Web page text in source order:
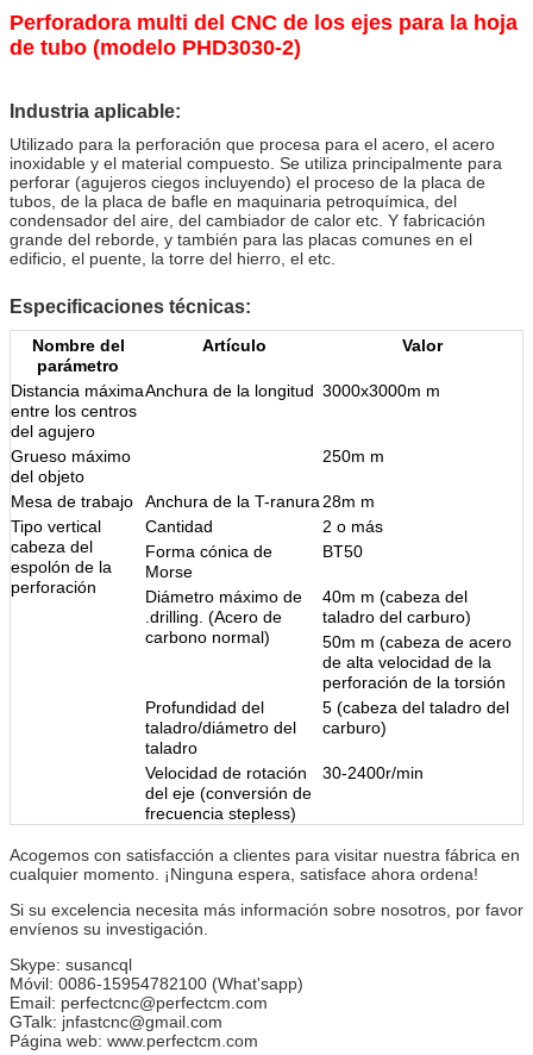
Perforadora multi del CNC de los ejes para la hoja
de tubo (modelo PHD3030-2)
Industria aplicable:
Utilizado para la perforación que procesa para el acero, el acero
inoxidable y el material compuesto. Se utiliza principalmente para
perforar (agujeros ciegos incluyendo) el proceso de la placa de
tubos, de la placa de bafle en maquinaria petroquímica, del
condensador del aire, del cambiador de calor etc. Y fabricación
grande del reborde, y también para las placas comunes en el
edificio, el puente, la torre del hierro, el etc.
Especificaciones técnicas:
Nombre del
parámetro
Artículo Valor
Distancia máxima
entre los centros
del agujero
Anchura de la longitud 3000x3000m m
Grueso máximo
del objeto
250m m
Mesa de trabajo Anchura de la T-ranura 28m m
Tipo vertical
cabeza del
espolón de la
perforación
Cantidad
2 o más
Forma cónica de
Morse
BT50
Diámetro máximo de
.drilling. (Acero de
carbono normal)
40m m (cabeza del
taladro del carburo)
50m m (cabeza de acero
de alta velocidad de la
perforación de la torsión
Profundidad del
taladro/diámetro del
taladro
5 (cabeza del taladro del
carburo)
Velocidad de rotación
del eje (conversión de
frecuencia stepless)
30-2400r/min
Acogemos con satisfacción a clientes para visitar nuestra fábrica en
cualquier momento. ¡Ninguna espera, satisface ahora ordena!
Si su excelencia necesita más información sobre nosotros, por favor
envíenos su investigación.
Skype: susancql
Móvil: 0086-15954782100 (What'sapp)
Email: perfectcnc@perfectcm.com
GTalk: jnfastcnc@gmail.com
Página web: www.perfectcm.com